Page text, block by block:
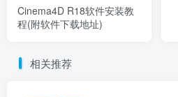
Cinema4D R18软件安装教
程(附软件下载地址)
相关推荐